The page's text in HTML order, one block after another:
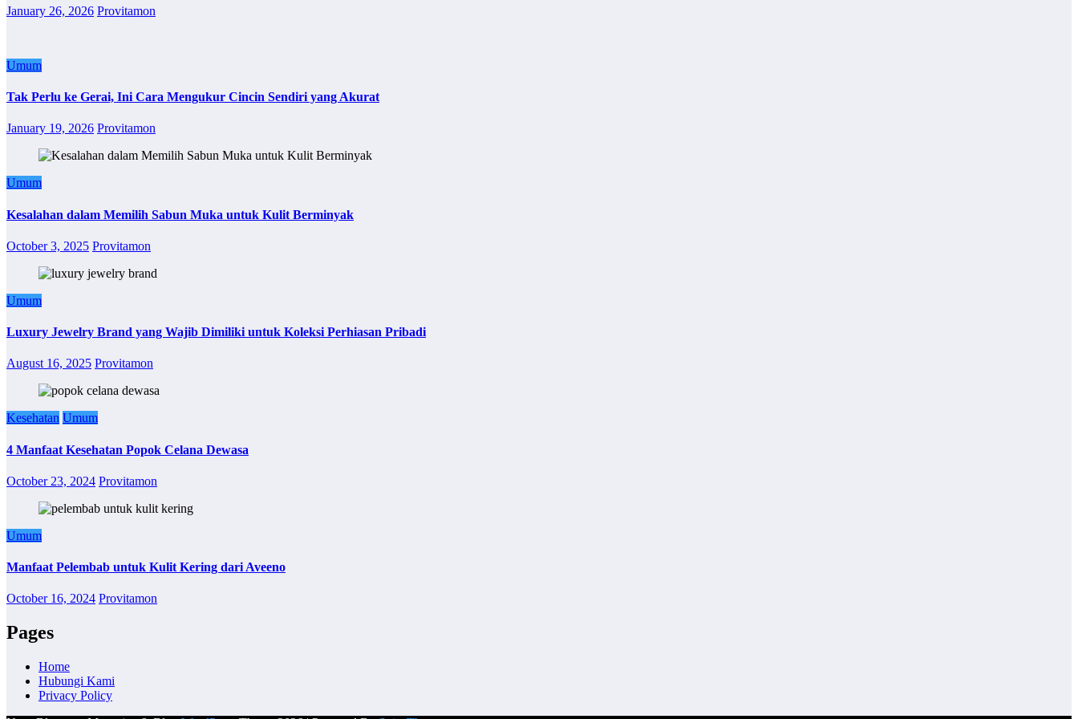
January 26, 2026 Provitamon
Umum
Tak Perlu ke Gerai, Ini Cara Mengukur Cincin Sendiri yang Akurat
January 19, 2026 Provitamon
Umum
Kesalahan dalam Memilih Sabun Muka untuk Kulit Berminyak
October 3, 2025 Provitamon
Umum
Luxury Jewelry Brand yang Wajib Dimiliki untuk Koleksi Perhiasan Pribadi
August 16, 2025 Provitamon
Kesehatan Umum
4 Manfaat Kesehatan Popok Celana Dewasa
October 23, 2024 Provitamon
Umum
Manfaat Pelembab untuk Kulit Kering dari Aveeno
October 16, 2024 Provitamon
Pages
Home
Hubungi Kami
Privacy Policy